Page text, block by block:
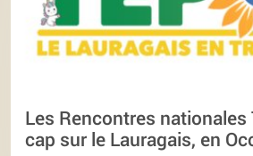
Les Rencontres nationales
cap sur le Lauragais, en